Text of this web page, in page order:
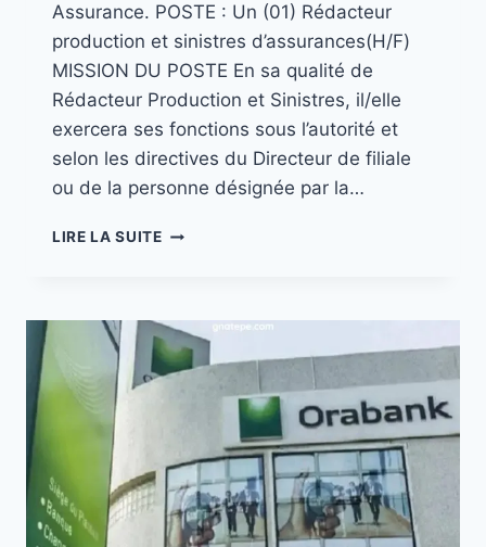
Assurance. POSTE : Un (01) Rédacteur
production et sinistres d’assurances(H/F)
MISSION DU POSTE En sa qualité de
Rédacteur Production et Sinistres, il/elle
exercera ses fonctions sous l’autorité et
selon les directives du Directeur de filiale
ou de la personne désignée par la…
LIRE LA SUITE